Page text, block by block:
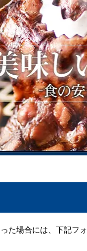
た場合には、下記フ